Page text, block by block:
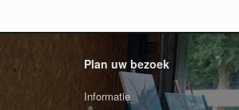
Plan uw bezoek
Informatie